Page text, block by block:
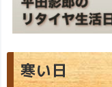
寒い日